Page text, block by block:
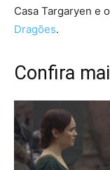
Casa Targaryen e
Dragões.
Confira